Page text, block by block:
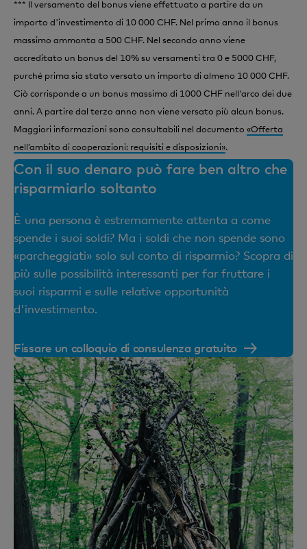
*** Il versamento del bonus viene effettuato a partire da un
importo d'investimento di 10 000 CHF. Nel primo anno il bonus
massimo ammonta a 500 CHF. Nel secondo anno viene
accreditato un bonus del 10% su versamenti tra 0 e 5000 CHF,
purché prima sia stato versato un importo di almeno 10 000 CHF.
Ciò corrisponde a un bonus massimo di 1000 CHF nell'arco dei due
anni. A partire dal terzo anno non viene versato più alcun bonus.
Maggiori informazioni sono consultabili nel documento «Offerta
nell’ambito di cooperazioni: requisiti e disposizioni».
Con il suo denaro può fare ben altro che
risparmiarlo soltanto
È una persona è estremamente attenta a come
spende i suoi soldi? Ma i soldi che non spende sono
«parcheggiati» solo sul conto di risparmio? Scopra di
più sulle possibilità interessanti per far fruttare i
suoi risparmi e sulle relative opportunità
d'investimento.
Fissare un colloquio di consulenza gratuito